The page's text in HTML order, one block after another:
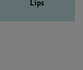
Lips